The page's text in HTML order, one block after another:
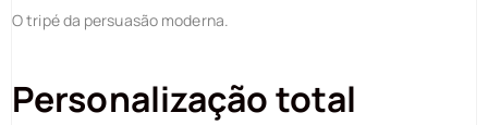
O tripé da persuasão moderna.
Personalização total